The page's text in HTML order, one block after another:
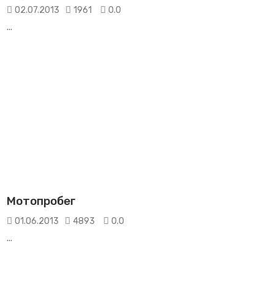
02.07.2013 1961
0.0
...
Мотопробег
01.06.2013 4893
0.0
...